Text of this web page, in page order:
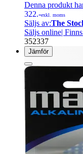
Denna produkt
322.-exkl. moms
Säljs av:The
Säljs online|
352337
Jämför